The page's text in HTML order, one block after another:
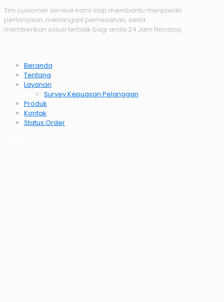
Tim customer service kami siap membantu menjawab
pertanyaan, menangani pemesanan, serta
memberikan solusi terbaik bagi anda 24 Jam Nonstop.
Beranda
Tentang
Layanan
Survey Kepuasan Pelanggan
Produk
Kontak
Status Order